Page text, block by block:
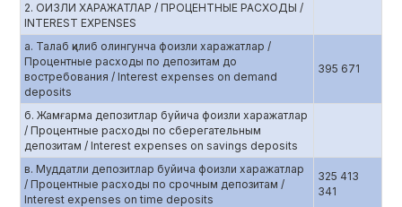
2. ОИЗЛИ ХАРАЖАТЛАР / ПРОЦЕНТНЫЕ РАСХОДЫ /
INTEREST EXPENSES
а. Талаб қилиб олингунча фоизли харажатлар /
Процентные расходы по депозитам до
востребования / Interest expenses on demand
deposits
395 671
б. Жамғарма депозитлар буйича фоизли харажатлар
/ Процентные расходы по сберегательным
депозитам / Interest expenses on savings deposits
в. Муддатли депозитлар буйича фоизли харажатлар
/ Процентные расходы по срочным депозитам /
Interest expenses on time deposits
325 413
341